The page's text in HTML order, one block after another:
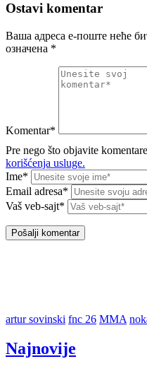
Ostavi komentar
Ваша адреса е-поште неће
означена *
Komentar*
Pre nego što objavite
korišćenja usluge.
Ime*
Email adresa*
Vaš veb-sajt*
artur sovinski fnc 26 MMA
Najnovije